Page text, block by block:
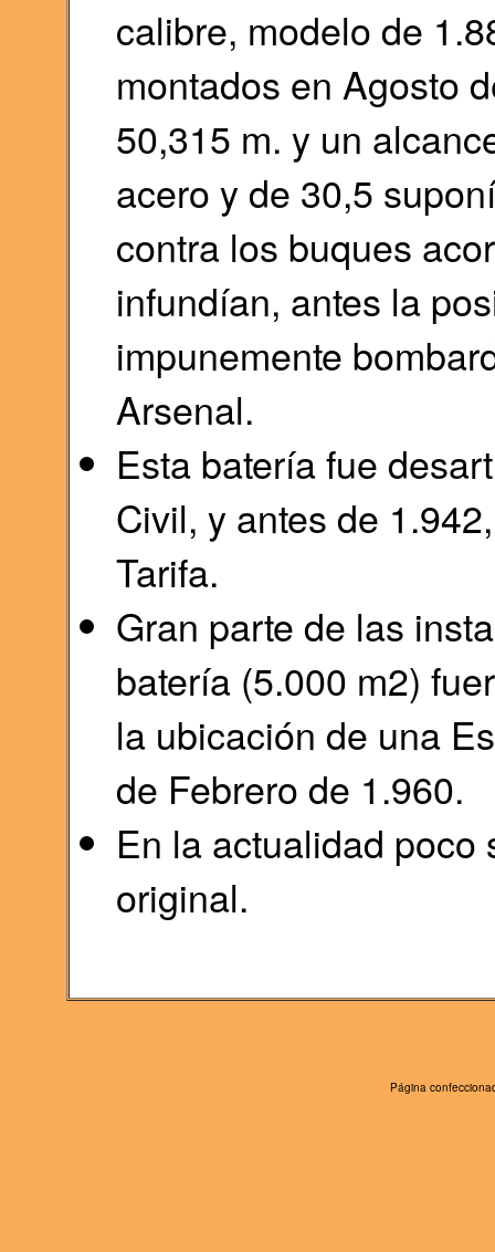
calibre, modelo de
montados en Agosto
50,315 m. y un
acero y de 30,5
contra los buques
infundían, antes la
impunemente
Arsenal.
Esta batería fue
Civil, y antes de
Tarifa.
Gran parte de las
batería (5.000 m2)
la ubicación de una
de Febrero de 1.960.
En la actualidad
original.
Página